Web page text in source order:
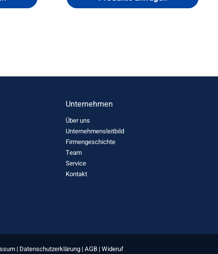
Unternehmen
Über uns
Unternehmensleitbild
Firmengeschichte
Team
Service
Kontakt
| Datenschutzerklärung| AGB| Wideruf